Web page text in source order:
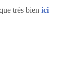
très bien ici